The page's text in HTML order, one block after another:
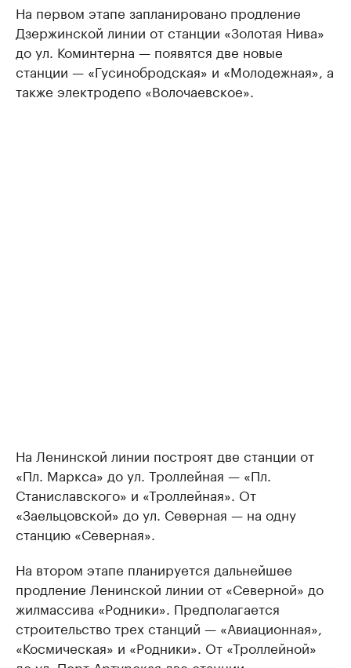
На первом этапе запланировано продление
Дзержинской линии от станции «Золотая Нива»
до ул. Коминтерна — появятся две новые
станции — «Гусинобродская» и «Молодежная», а
также электродепо «Волочаевское».
На Ленинской линии построят две станции от
«Пл. Маркса» до ул. Троллейная — «Пл.
Станиславского» и «Троллейная». От
«Заельцовской» до ул. Северная — на одну
станцию «Северная».
На втором этапе планируется дальнейшее
продление Ленинской линии от «Северной» до
жилмассива «Родники». Предполагается
строительство трех станций — «Авиационная»,
«Космическая» и «Родники». От «Троллейной»